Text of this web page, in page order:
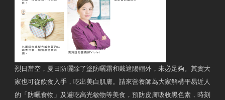
烈日當空，夏日防曬除了塗防曬霜和戴遮陽帽外，未必足夠。其實大
家也可從飲食入手，吃出美白肌膚。請來營養師為大家解構平易近人
的「防曬食物」及避吃高光敏物等美食，預防皮膚吸收黑色素，時刻